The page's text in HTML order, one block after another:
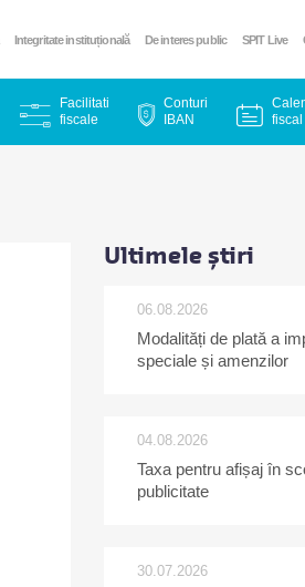
Integritate instituțională De interes public SPIT Live
Facilitati
fiscale
Conturi
IBAN
fiscal
Ultimele știri
06.08.2026
Modalități de plată a
speciale și amenzilor
04.08.2026
Taxa pentru afișaj în
publicitate
30.07.2026